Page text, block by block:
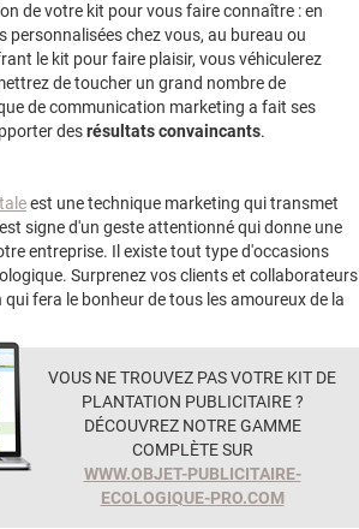
de votre kit pour vous faire connaître : en
chez vous, au bureau ou
le kit pour faire plaisir, vous véhiculerez
de toucher un grand nombre de
de communication marketing a fait ses
desrésultats convaincants.
est une technique marketing qui transmet
signe d'un geste attentionné qui donne une
entreprise. Il existe tout type d'occasions
Surprenez vos clients et collaborateurs
fera le bonheur de tous les amoureux de la
VOUS NE TROUVEZ PAS VOTRE KIT DE
PLANTATION PUBLICITAIRE ?
DÉCOUVREZ NOTRE GAMME
COMPLÈTE SUR
WWW.OBJET-PUBLICITAIRE-
ECOLOGIQUE-PRO.COM